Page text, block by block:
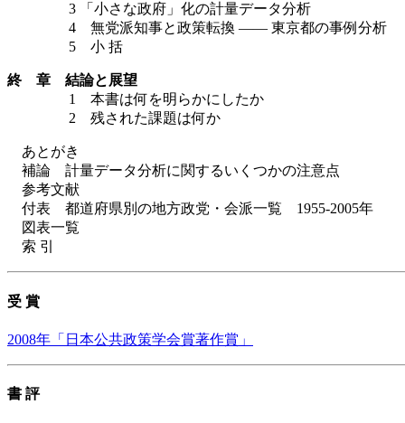
3 「小さな政府」化の計量データ分析
4 無党派知事と政策転換 —— 東京都の事例分析
5 小 括
終 章 結論と展望
1 本書は何を明らかにしたか
2 残された課題は何か
あとがき
補論 計量データ分析に関するいくつかの注意点
参考文献
付表 都道府県別の地方政党・会派一覧 1955-2005年
図表一覧
索 引
受 賞
2008年「日本公共政策学会賞著作賞」
書 評